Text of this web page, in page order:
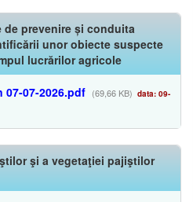
prevenire și conduita
unor obiecte suspecte
lucrărilor agricole
07-07-2026.pdf (69,66 KB) data: 09-
şi a vegetaţiei pajiştilor